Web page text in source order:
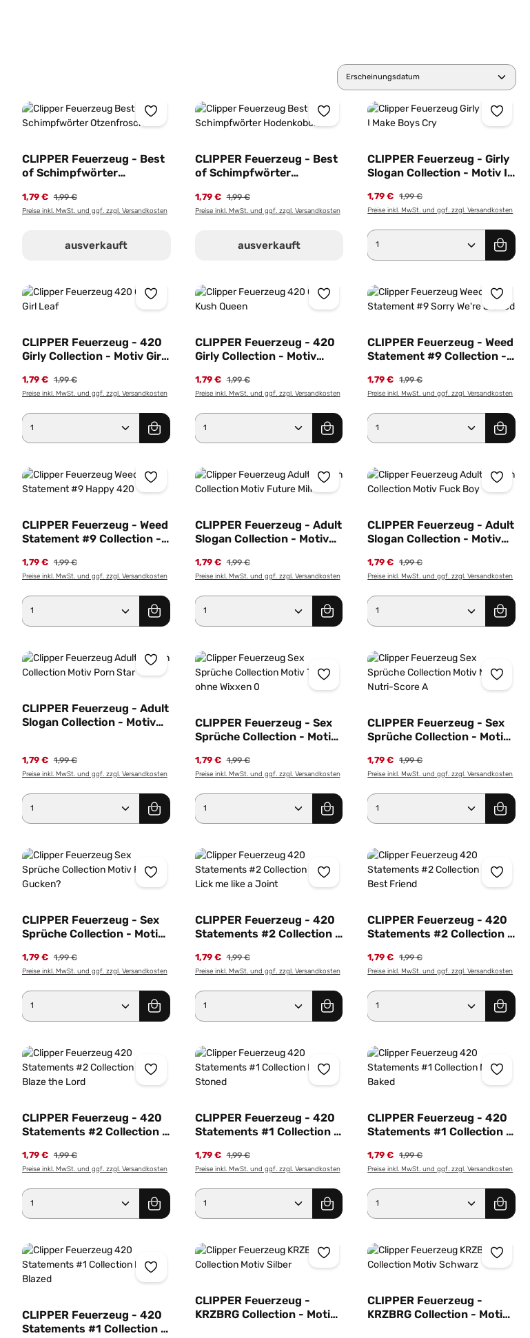
CLIPPER Feuerzeug - Best
of Schimpfwörter
Otzenfrosch
1,79 € 1,99 €
Preise inkl. MwSt. und ggf. zzgl. Versandkosten
ausverkauft
CLIPPER Feuerzeug - Best
of Schimpfwörter
Hodenkobold
1,79 € 1,99 €
Preise inkl. MwSt. und ggf. zzgl. Versandkosten
ausverkauft
CLIPPER Feuerzeug - Girly
Slogan Collection - Motiv I
1,79 € 1,99 €
Preise inkl. MwSt. und ggf. zzgl. Versandkosten
Produkt Anzahl: Gib
gewünschten Wert ein oder benutze die Schaltflächen um die
CLIPPER Feuerzeug - 420
Girly Collection - Motiv Girl
1,79 € 1,99 €
Preise inkl. MwSt. und ggf. zzgl. Versandkosten
Produkt Anzahl: Gib den gewünschten Wert ein oder benutze die
CLIPPER Feuerzeug - 420
Girly Collection - Motiv
1,79 € 1,99 €
Preise inkl. MwSt. und ggf. zzgl. Versandkosten
Produkt Anzahl: Gib den gewünschten
CLIPPER Feuerzeug - Weed
Statement #9 Collection -
1,79 € 1,99 €
Preise inkl. MwSt. und ggf. zzgl. Versandkosten
Produkt Anzahl: Gib
gewünschten Wert ein oder benutze die Schaltflächen um die
CLIPPER Feuerzeug - Weed
Statement #9 Collection -
1,79 € 1,99 €
Preise inkl. MwSt. und ggf. zzgl. Versandkosten
Produkt Anzahl: Gib den gewünschten Wert ein oder benutze die
CLIPPER Feuerzeug - Adult
Slogan Collection - Motiv
1,79 € 1,99 €
Preise inkl. MwSt. und ggf. zzgl. Versandkosten
Produkt Anzahl: Gib den gewünschten
CLIPPER Feuerzeug - Adult
Slogan Collection - Motiv
1,79 € 1,99 €
Preise inkl. MwSt. und ggf. zzgl. Versandkosten
Produkt Anzahl: Gib
gewünschten Wert ein oder benutze die Schaltflächen um die
CLIPPER Feuerzeug - Adult
Slogan Collection - Motiv
1,79 € 1,99 €
Preise inkl. MwSt. und ggf. zzgl. Versandkosten
Produkt Anzahl: Gib den gewünschten Wert ein oder benutze die
CLIPPER Feuerzeug - Sex
Sprüche Collection - Motiv
1,79 € 1,99 €
Preise inkl. MwSt. und ggf. zzgl. Versandkosten
Produkt Anzahl: Gib den gewünschten
CLIPPER Feuerzeug - Sex
Sprüche Collection - Motiv
1,79 € 1,99 €
Preise inkl. MwSt. und ggf. zzgl. Versandkosten
Produkt Anzahl: Gib
gewünschten Wert ein oder benutze die Schaltflächen um die
CLIPPER Feuerzeug - Sex
Sprüche Collection - Motiv
1,79 € 1,99 €
Preise inkl. MwSt. und ggf. zzgl. Versandkosten
Produkt Anzahl: Gib den gewünschten Wert ein oder benutze die
CLIPPER Feuerzeug - 420
Statements #2 Collection -
1,79 € 1,99 €
Preise inkl. MwSt. und ggf. zzgl. Versandkosten
Produkt Anzahl: Gib den gewünschten
CLIPPER Feuerzeug - 420
Statements #2 Collection -
1,79 € 1,99 €
Preise inkl. MwSt. und ggf. zzgl. Versandkosten
Produkt Anzahl: Gib
gewünschten Wert ein oder benutze die Schaltflächen um die
CLIPPER Feuerzeug - 420
Statements #2 Collection -
1,79 € 1,99 €
Preise inkl. MwSt. und ggf. zzgl. Versandkosten
Produkt Anzahl: Gib den gewünschten Wert ein oder benutze die
CLIPPER Feuerzeug - 420
Statements #1 Collection -
1,79 € 1,99 €
Preise inkl. MwSt. und ggf. zzgl. Versandkosten
Produkt Anzahl: Gib den gewünschten
CLIPPER Feuerzeug - 420
Statements #1 Collection -
1,79 € 1,99 €
Preise inkl. MwSt. und ggf. zzgl. Versandkosten
Produkt Anzahl: Gib
CLIPPER Feuerzeug - 420
Statements #1 Collection -
CLIPPER Feuerzeug -
KRZBRG Collection - Motiv
CLIPPER Feuerzeug -
KRZBRG Collection - Motiv